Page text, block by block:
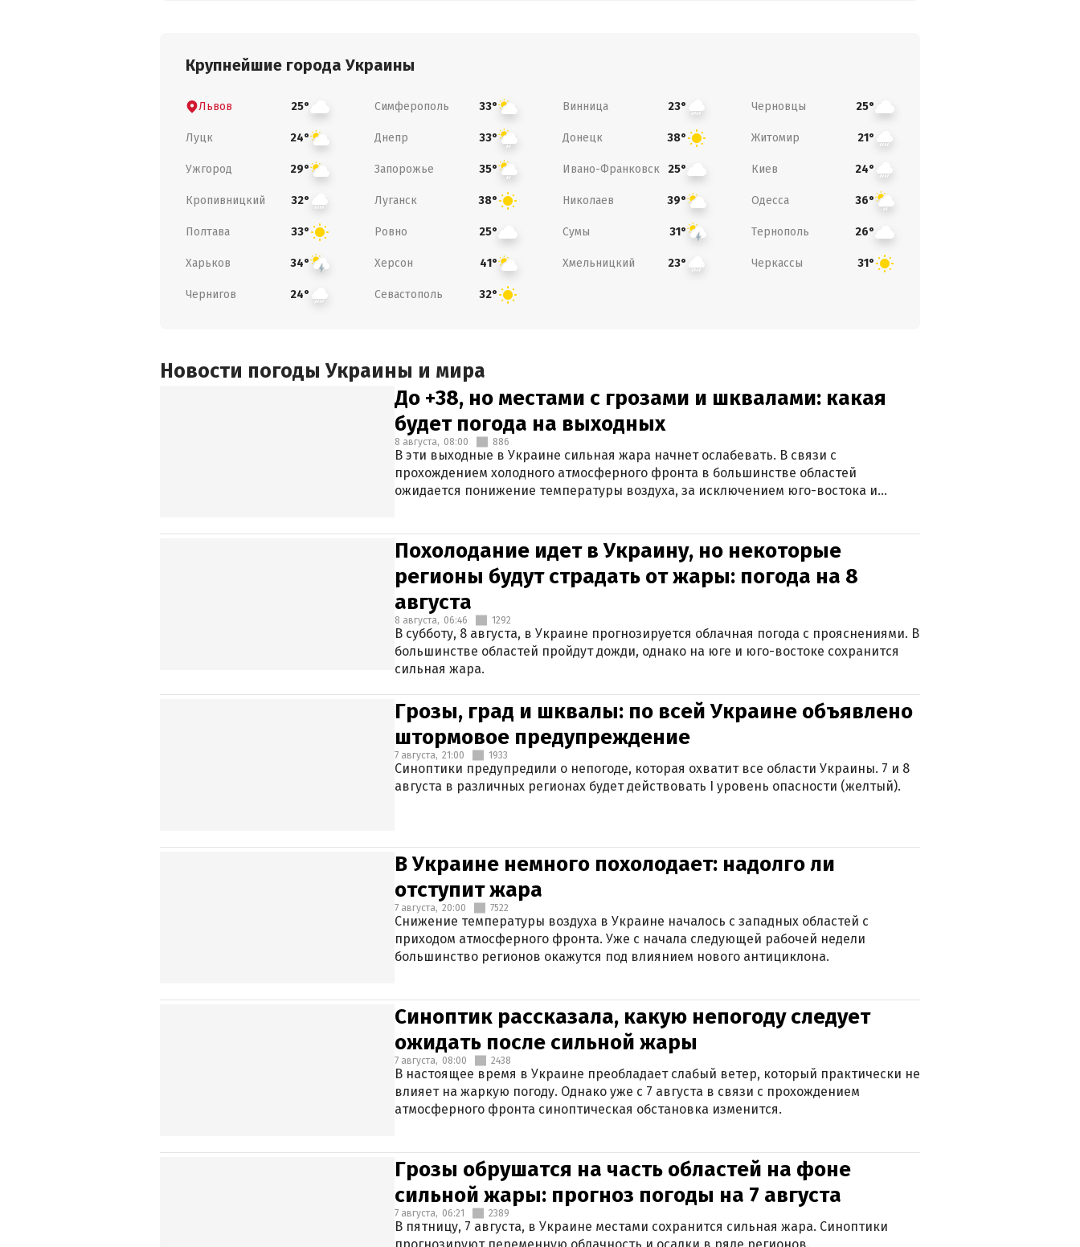
Крупнейшие города Украины
Львов 25° Симферополь 33° Винница 23° Черновцы 25°
Луцк 24° Днепр 33° Донецк 38° Житомир 21°
Ужгород 29° Запорожье 35° Ивано-Франковск 25° Киев 24°
Кропивницкий 32° Луганск 38° Николаев 39° Одесса 36°
Полтава 33° Ровно 25° Сумы 31° Тернополь 26°
Харьков 34° Херсон 41° Хмельницкий 23° Черкассы 31°
Чернигов 24° Севастополь 32°
Новости погоды Украины и мира
До +38, но местами с грозами и шквалами: какая
будет погода на выходных
8 августа, 08:00 886
В эти выходные в Украине сильная жара начнет ослабевать. В связи с
прохождением холодного атмосферного фронта в большинстве областей
ожидается понижение температуры воздуха, за исключением юго-востока и
Похолодание идет в Украину, но некоторые
регионы будут страдать от жары: погода на 8
августа
8 августа, 06:46 1292
В субботу, 8 августа, в Украине прогнозируется облачная погода с прояснениями. В
большинстве областей пройдут дожди, однако на юге и юго-востоке сохранится
сильная жара.
Грозы, град и шквалы: по всей Украине объявлено
штормовое предупреждение
7 августа, 21:00 1933
Синоптики предупредили о непогоде, которая охватит все области Украины. 7 и 8
августа в различных регионах будет действовать I уровень опасности (желтый).
В Украине немного похолодает: надолго ли
отступит жара
7 августа, 20:00 7522
Снижение температуры воздуха в Украине началось с западных областей с
приходом атмосферного фронта. Уже с начала следующей рабочей недели
большинство регионов окажутся под влиянием нового антициклона.
Синоптик рассказала, какую непогоду следует
ожидать после сильной жары
7 августа, 08:00 2438
В настоящее время в Украине преобладает слабый ветер, который практически не
влияет на жаркую погоду. Однако уже с 7 августа в связи с прохождением
атмосферного фронта синоптическая обстановка изменится.
Грозы обрушатся на часть областей на фоне
сильной жары: прогноз погоды на 7 августа
7 августа, 06:21 2389
В пятницу, 7 августа, в Украине местами сохранится сильная жара. Синоптики